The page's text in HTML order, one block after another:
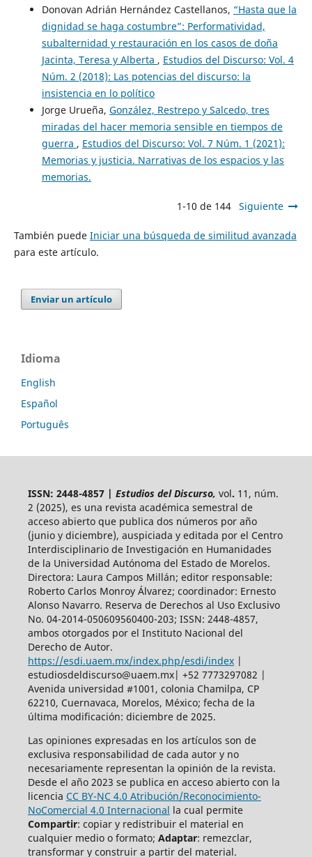
Donovan Adrián Hernández Castellanos, “Hasta que la
dignidad se haga costumbre”: Performatividad,
subalternidad y restauración en los casos de doña
Jacinta, Teresa y Alberta , Estudios del Discurso: Vol. 4
Núm. 2 (2018): Las potencias del discurso: la
insistencia en lo político
Jorge Urueña, González, Restrepo y Salcedo, tres
miradas del hacer memoria sensible en tiempos de
guerra , Estudios del Discurso: Vol. 7 Núm. 1 (2021):
Memorias y justicia. Narrativas de los espacios y las
memorias.
1-10 de 144 Siguiente
También puede Iniciar una búsqueda de similitud avanzada
para este artículo.
Enviar un artículo
Idioma
English
Español
Português
ISSN: 2448-4857 | Estudios del Discurso, vol. 11, núm.
2 (2025), es una revista académica semestral de
acceso abierto que publica dos números por año
(junio y diciembre), auspiciada y editada por el Centro
Interdisciplinario de Investigación en Humanidades
de la Universidad Autónoma del Estado de Morelos.
Directora: Laura Campos Millán; editor responsable:
Roberto Carlos Monroy Álvarez; coordinador: Ernesto
Alonso Navarro. Reserva de Derechos al Uso Exclusivo
No. 04-2014-050609560400-203; ISSN: 2448-4857,
ambos otorgados por el Instituto Nacional del
Derecho de Autor.
https://esdi.uaem.mx/index.php/esdi/index|
estudiosdeldiscurso@uaem.mx| +52 7773297082 |
Avenida universidad #1001, colonia Chamilpa, CP
62210, Cuernavaca, Morelos, México; fecha de la
última modificación: diciembre de 2025.
Las opiniones expresadas en los artículos son de
exclusiva responsabilidad de cada autor y no
necesariamente representan la opinión de la revista.
Desde el año 2023 se publica en acceso abierto con la
licencia CC BY-NC 4.0 Atribución/Reconocimiento-
NoComercial 4.0 Internacional la cual permite
Compartir: copiar y redistribuir el material en
cualquier medio o formato; Adaptar: remezclar,
transformar y construir a partir del material.